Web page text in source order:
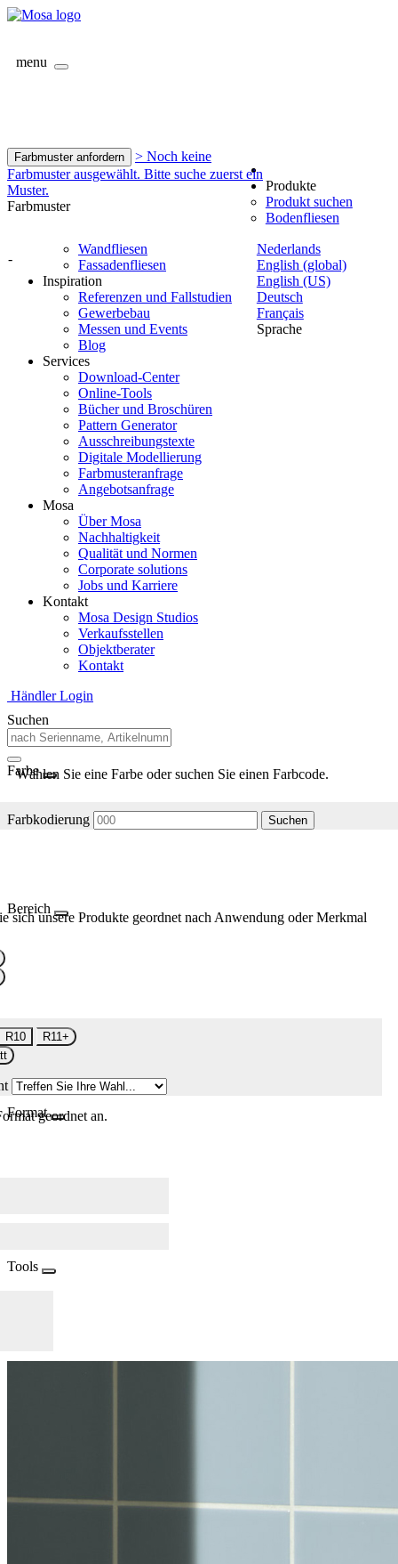
menu
Farbmuster anfordern
> Noch keine
Farbmuster ausgewählt. Bitte suche zuerst ein
Muster.
Farbmuster
-
Nederlands
English (global)
English (US)
Deutsch
Français
Sprache
Produkte
Produkt suchen
Bodenfliesen
Wandfliesen
Fassadenfliesen
Inspiration
Referenzen und Fallstudien
Gewerbebau
Messen und Events
Blog
Services
Download-Center
Online-Tools
Bücher und Broschüren
Pattern Generator
Ausschreibungstexte
Digitale Modellierung
Farbmusteranfrage
Angebotsanfrage
Mosa
Über Mosa
Nachhaltigkeit
Qualität und Normen
Corporate solutions
Jobs und Karriere
Kontakt
Mosa Design Studios
Verkaufsstellen
Objektberater
Kontakt
Händler Login
Suchen
Farbe
Wählen Sie eine Farbe oder suchen Sie einen Farbcode.
Farbkodierung Suchen
Bereich
sich unsere Produkte geordnet nach Anwendung oder Merkmal
R10
R11+
Formatgeordnet an.
Tools